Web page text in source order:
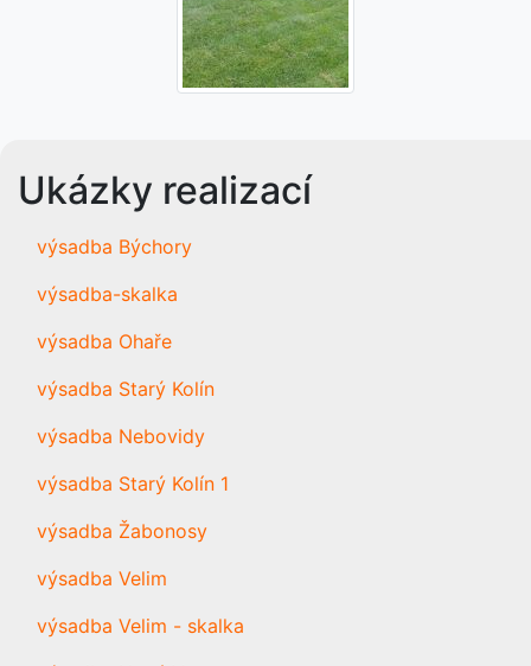
Ukázky realizací
výsadba Býchory
výsadba-skalka
výsadba Ohaře
výsadba Starý Kolín
výsadba Nebovidy
výsadba Starý Kolín 1
výsadba Žabonosy
výsadba Velim
výsadba Velim - skalka